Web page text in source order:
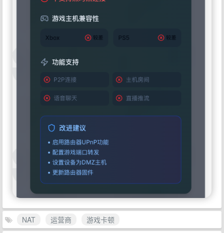
NAT 运营商
游戏卡顿